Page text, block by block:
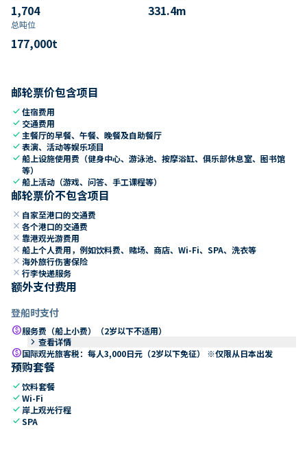
1,704 331.4m
总吨位
177,000t
邮轮票价包含项目
check住宿费用
check 交通费用
check 主餐厅的早餐、午餐、晚餐及自助餐厅
check表演、活动等娱乐项目
check船上设施使用费（健身中心、游泳池、按摩浴缸、俱乐部休息室、图书馆
等）
check船上活动（游戏、问答、手工课程等）
邮轮票价不包含项目
close 自家至港口的交通费
close 各个港口的交通费
close 靠港观光游费用
close 船上个人费用，例如饮料费、赌场、商店、Wi-Fi、SPA、洗衣等
close 海外旅行伤害保险
close 行李快递服务
额外支付费用
登船时支付
paid服务费（船上小费）（2岁以下不适用）
keyboard_arrow_right 查看详情
paid国际观光旅客税：每人3,000日元（2岁以下免征） ※仅限从日本出发
预购套餐
check饮料套餐
checkWi-Fi
check 岸上观光行程
checkSPA